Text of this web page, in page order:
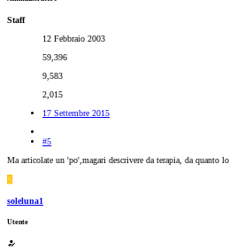
Staff
12 Febbraio 2003
59,396
9,583
2,015
17 Settembre 2015
#5
Ma articolate un 'po',magari descrivere da terapia, da quanto
S
soleluna1
Utente